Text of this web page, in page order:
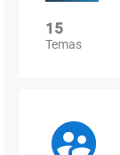
15
Temas